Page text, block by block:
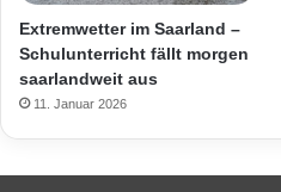
Extremwetter im Saarland –
Schulunterricht fällt morgen
saarlandweit aus
11. Januar 2026